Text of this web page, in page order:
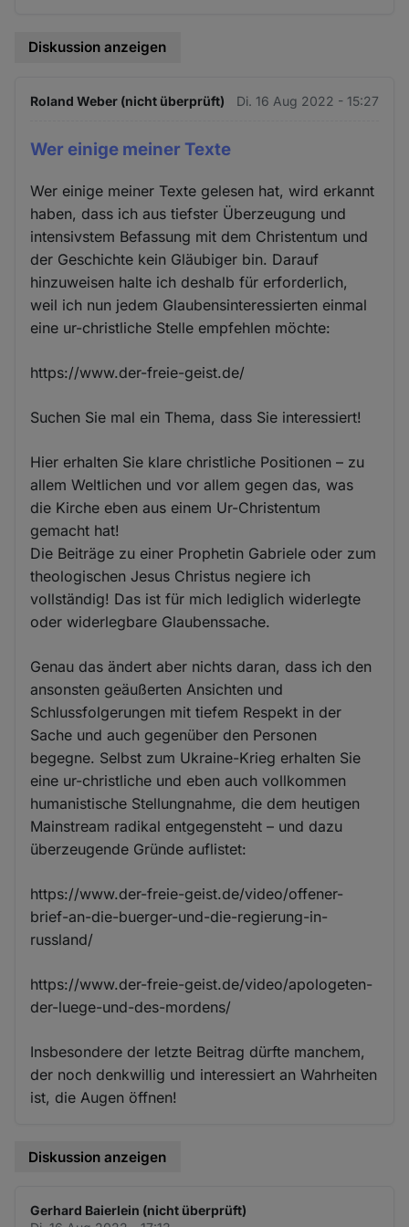
Diskussion anzeigen
Roland Weber (nicht überprüft) Di. 16 Aug 2022 - 15:27
Wer einige meiner Texte
Wer einige meiner Texte gelesen hat, wird erkannt
haben, dass ich aus tiefster Überzeugung und
intensivstem Befassung mit dem Christentum und
der Geschichte kein Gläubiger bin. Darauf
hinzuweisen halte ich deshalb für erforderlich,
weil ich nun jedem Glaubensinteressierten einmal
eine ur-christliche Stelle empfehlen möchte:
https://www.der-freie-geist.de/
Suchen Sie mal ein Thema, dass Sie interessiert!
Hier erhalten Sie klare christliche Positionen – zu
allem Weltlichen und vor allem gegen das, was
die Kirche eben aus einem Ur-Christentum
gemacht hat!
Die Beiträge zu einer Prophetin Gabriele oder zum
theologischen Jesus Christus negiere ich
vollständig! Das ist für mich lediglich widerlegte
oder widerlegbare Glaubenssache.
Genau das ändert aber nichts daran, dass ich den
ansonsten geäußerten Ansichten und
Schlussfolgerungen mit tiefem Respekt in der
Sache und auch gegenüber den Personen
begegne. Selbst zum Ukraine-Krieg erhalten Sie
eine ur-christliche und eben auch vollkommen
humanistische Stellungnahme, die dem heutigen
Mainstream radikal entgegensteht – und dazu
überzeugende Gründe auflistet:
https://www.der-freie-geist.de/video/offener-
brief-an-die-buerger-und-die-regierung-in-
russland/
https://www.der-freie-geist.de/video/apologeten-
der-luege-und-des-mordens/
Insbesondere der letzte Beitrag dürfte manchem,
der noch denkwillig und interessiert an Wahrheiten
ist, die Augen öffnen!
Diskussion anzeigen
Gerhard Baierlein (nicht überprüft)